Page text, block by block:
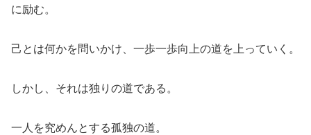
に励む。
己とは何かを問いかけ、一歩一歩向上の道を上っていく。
しかし、それは独りの道である。
一人を究めんとする孤独の道。